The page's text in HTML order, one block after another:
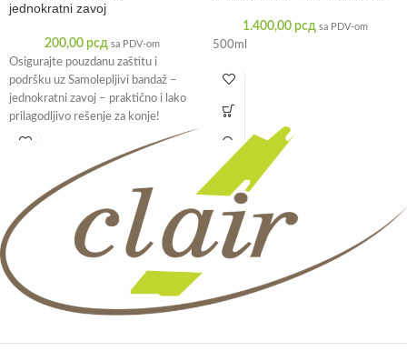
jednokratni zavoj
200,00 рсд sa PDV-om
Osigurajte pouzdanu zaštitu i
podršku uz Samolepljivi bandaž –
jednokratni zavoj – praktično i lako
prilagodljivo rešenje za konje!
Samolepljivi
1.400,00 рсд sa PDV-om
500ml